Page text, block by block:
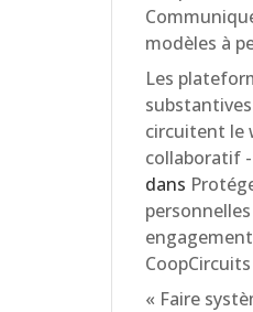
modèles à
Les
circuitent le
collaboratif
dans
CoopCircuits
« Faire